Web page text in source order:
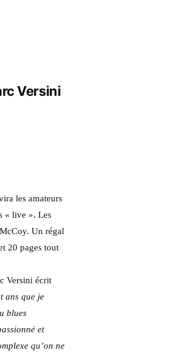
Versini
les amateurs
« live ». Les
Un régal
20 pages tout
Versini écrit
ans que je
blues
et
qu’on ne